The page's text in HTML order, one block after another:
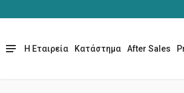
Η Εταιρεία Κατάστημα After Sales